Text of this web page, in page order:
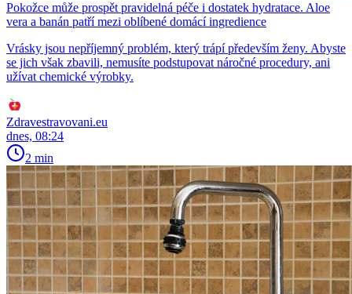
Pokožce může prospět pravidelná péče i dostatek hydratace. Aloe
vera a banán patří mezi oblíbené domácí ingredience
Vrásky jsou nepříjemný problém, který trápí především ženy. Abyste
se jich však zbavili, nemusíte podstupovat náročné procedury, ani
užívat chemické výrobky.
Zdravestravovani.eu
dnes, 08:24
2 min